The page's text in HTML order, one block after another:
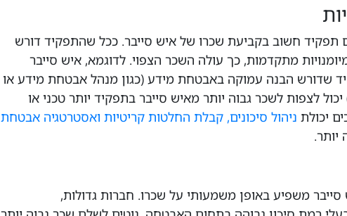
תפקיד חשוב בקביעת שכרו של איש סייבר. ככל שהתפקיד דורש
מתקדמות, כך עולה השכר הצפוי. לדוגמא, איש סייבר
שדורש הבנה עמוקה באבטחת מידע (כגון מנהל אבטחת מידע או
לצפות לשכר גבוה יותר מאיש סייבר בתפקיד יותר טכני או
יכולת ניהול סיכונים, קבלת החלטות קריטיות ואסטרטגיה אבטחת
יותר.
סייבר משפיע באופן משמעותי על שכרו. חברות גדולות,